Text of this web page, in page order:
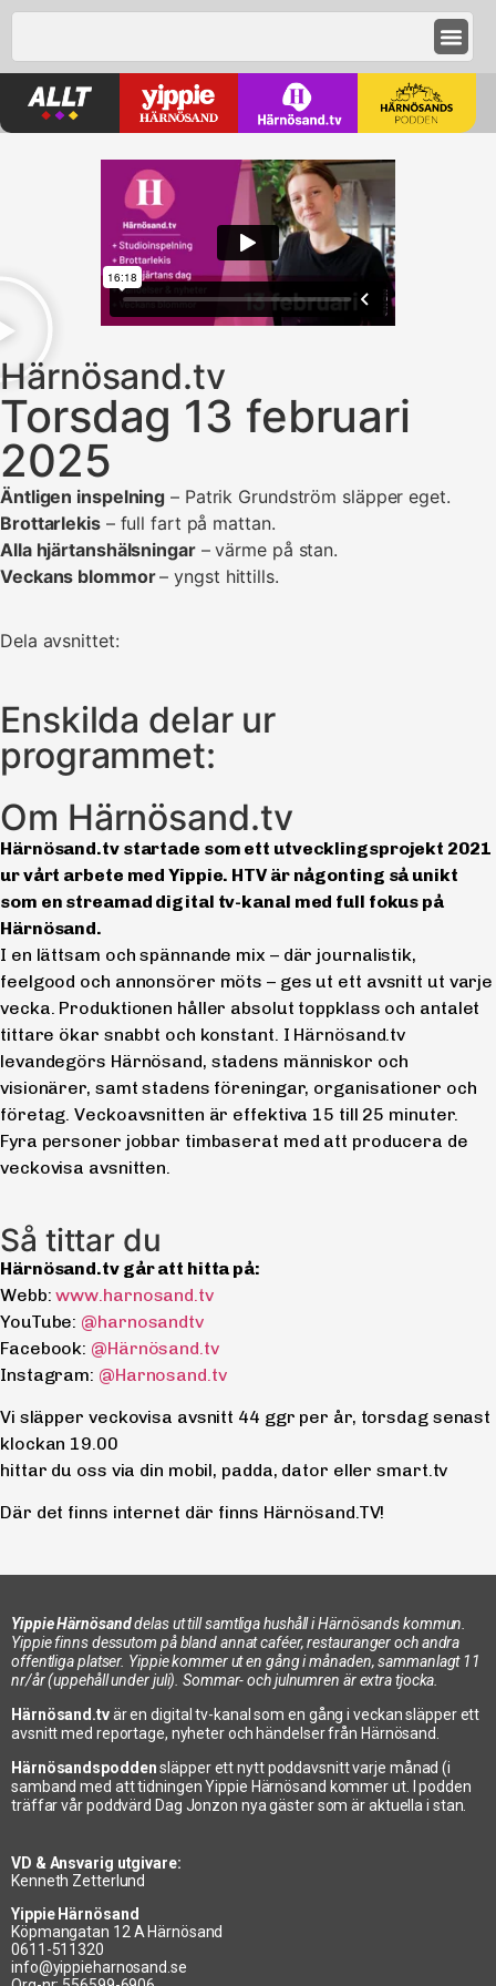
Härnösand.tv
Torsdag 13 februari
2025
Äntligen inspelning – Patrik Grundström släpper eget.
Brottarlekis– full fart på mattan.
Alla hjärtanshälsningar– värme på stan.
Veckans blommor– yngst hittills.
Dela avsnittet:
Enskilda delar ur
programmet:
Om Härnösand.tv
Härnösand.tv startade som ett utvecklingsprojekt 2021
ur vårt arbete med Yippie. HTV är någonting så unikt
som en streamad digital tv-kanal med full fokus på
Härnösand.
I en lättsam och spännande mix – där journalistik,
feelgood och annonsörer möts – ges ut ett avsnitt ut varje
vecka. Produktionen håller absolut toppklass och antalet
tittare ökar snabbt och konstant. I Härnösand.tv
levandegörs Härnösand, stadens människor och
visionärer, samt stadens föreningar, organisationer och
företag. Veckoavsnitten är effektiva 15 till 25 minuter.
Fyra personer jobbar timbaserat med att producera de
veckovisa avsnitten.
Så tittar du
Härnösand.tv går att hitta på:
Webb:www.harnosand.tv
YouTube: @harnosandtv
Facebook: @Härnösand.tv
Instagram: @Harnosand.tv
Vi släpper veckovisa avsnitt 44 ggr per år, torsdag senast
klockan 19.00
hittar du oss via din mobil, padda, dator eller smart.tv
Där det finns internet där finns Härnösand.TV!
Yippie Härnösanddelas ut till samtliga hushåll i Härnösands kommun.
Yippie finns dessutom på bland annat caféer, restauranger och andra
offentliga platser. Yippie kommer ut en gång i månaden, sammanlagt 11
nr/år (uppehåll under juli). Sommar- och julnumren är extra tjocka.
Härnösand.tvär en digital tv-kanal som en gång i veckan släpper ett
avsnitt med reportage, nyheter och händelser från Härnösand.
Härnösandspoddensläpper ett nytt poddavsnitt varje månad (i
samband med att tidningen Yippie Härnösand kommer ut. I podden
träffar vår poddvärd Dag Jonzon nya gäster som är aktuella i stan.
VD & Ansvarig utgivare:
Kenneth Zetterlund
Yippie Härnösand
Köpmangatan 12 A Härnösand
0611-511320
info@yippieharnosand.se